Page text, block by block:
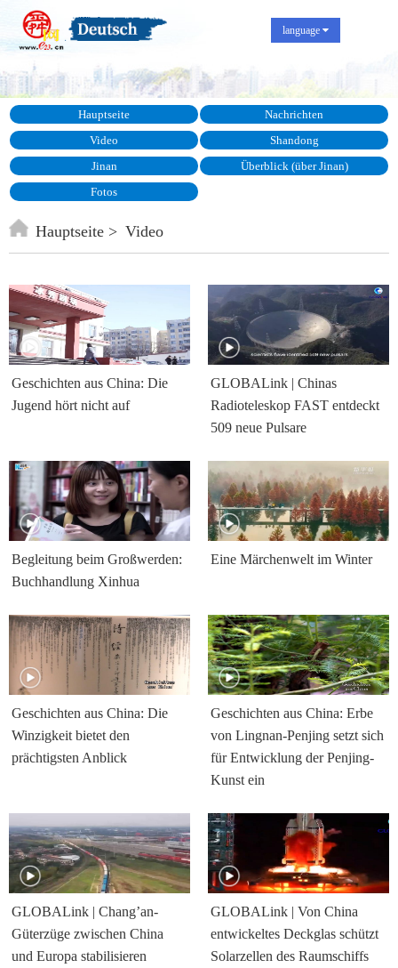
language
Hauptseite
Nachrichten
Video
Shandong
Jinan
Überblick (über Jinan)
Fotos
Hauptseite Video
Geschichten aus China: Die
Jugend hört nicht auf
GLOBALink | Chinas
Radioteleskop FAST entdeckt
509 neue Pulsare
Begleitung beim Großwerden:
Buchhandlung Xinhua
Eine Märchenwelt im Winter
Geschichten aus China: Die
Winzigkeit bietet den
prächtigsten Anblick
Geschichten aus China: Erbe
von Lingnan-Penjing setzt sich
für Entwicklung der Penjing-
Kunst ein
GLOBALink | Chang’an-
Güterzüge zwischen China
und Europa stabilisieren
GLOBALink | Von China
entwickeltes Deckglas schützt
Solarzellen des Raumschiffs